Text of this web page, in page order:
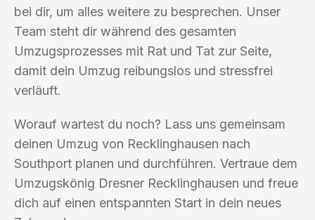
bei dir, um alles weitere zu besprechen. Unser
Team steht dir während des gesamten
Umzugsprozesses mit Rat und Tat zur Seite,
damit dein Umzug reibungslos und stressfrei
verläuft.
Worauf wartest du noch? Lass uns gemeinsam
deinen Umzug von Recklinghausen nach
Southport planen und durchführen. Vertraue dem
Umzugskönig Dresner Recklinghausen und freue
dich auf einen entspannten Start in dein neues